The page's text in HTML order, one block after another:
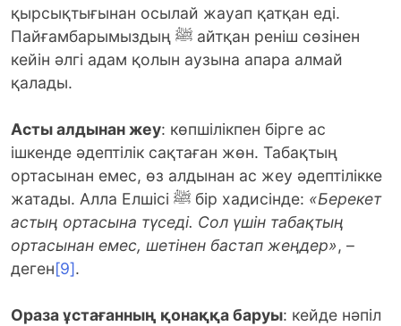
қырсықтығынан осылай жауап қатқан еді.
Пайғамбарымыздың ﷺ айтқан реніш сөзінен
кейін әлгі адам қолын аузына апара алмай
қалады.
Асты алдынан жеу: көпшілікпен бірге ас
ішкенде әдептілік сақтаған жөн. Табақтың
ортасынан емес, өз алдынан ас жеу әдептілікке
жатады. Алла Елшісі ﷺ бір хадисінде: «Берекет
астың ортасына түседі. Сол үшін табақтың
ортасынан емес, шетінен бастап жеңдер», –
деген[9].
Ораза ұстағанның қонаққа баруы: кейде нәпіл